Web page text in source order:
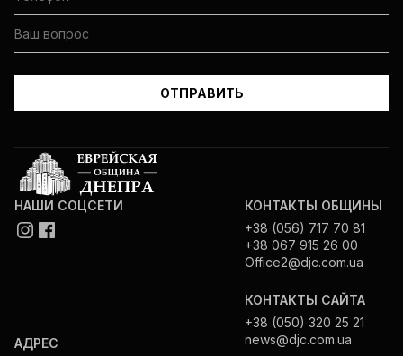
НАШИ СОЦСЕТИ
АДРЕС
КОНТАКТЫ ОБЩИНЫ
+38 (056) 717 70 81
+38 067 915 26 00
Office2@djc.com.ua
КОНТАКТЫ САЙТА
+38 (050) 320 25 21
news@djc.com.ua